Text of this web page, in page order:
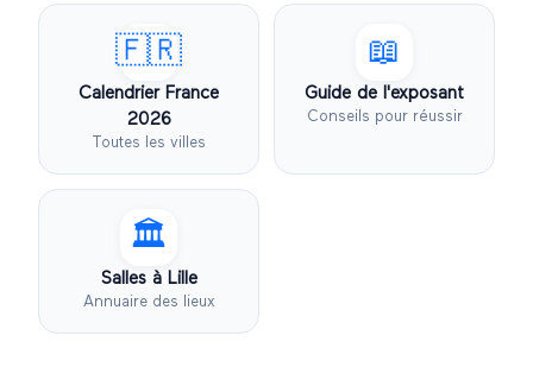
🇫🇷
Calendrier France
2026
Toutes les villes
📖
Guide de l'exposant
Conseils pour réussir
🏛️
Salles à Lille
Annuaire des lieux